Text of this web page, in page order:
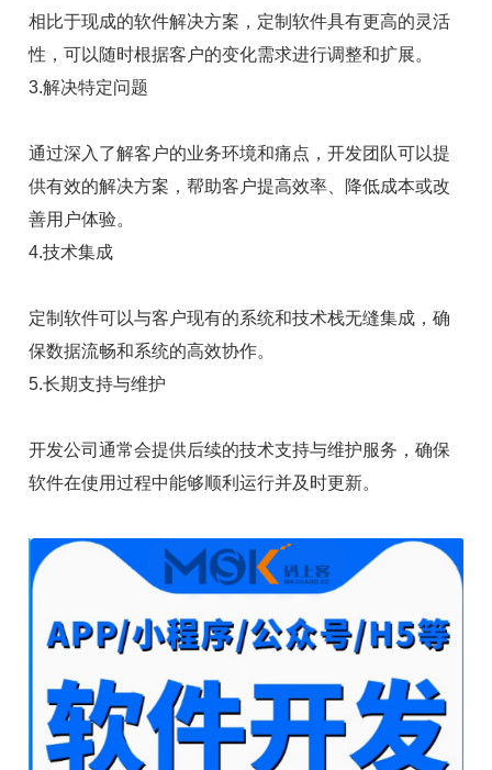
相比于现成的软件解决方案，定制软件具有更高的灵活
性，可以随时根据客户的变化需求进行调整和扩展。
3.解决特定问题
通过深入了解客户的业务环境和痛点，开发团队可以提
供有效的解决方案，帮助客户提高效率、降低成本或改
善用户体验。
4.技术集成
定制软件可以与客户现有的系统和技术栈无缝集成，确
保数据流畅和系统的高效协作。
5.长期支持与维护
开发公司通常会提供后续的技术支持与维护服务，确保
软件在使用过程中能够顺利运行并及时更新。